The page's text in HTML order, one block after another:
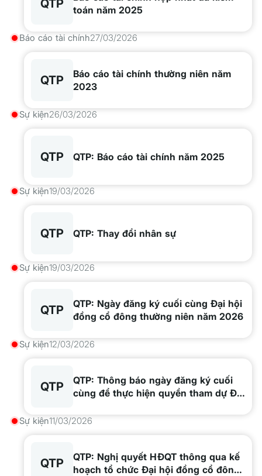
QTP
toán năm 2025
Báo cáo tài chính27/03/2026
QTP
Báo cáo tài chính thường niên năm
2023
Sự kiện26/03/2026
QTP QTP: Báo cáo tài chính năm 2025
Sự kiện19/03/2026
QTP QTP: Thay đổi nhân sự
Sự kiện19/03/2026
QTP
QTP: Ngày đăng ký cuối cùng Đại hội
đồng cổ đông thường niên năm 2026
Sự kiện12/03/2026
QTP
QTP: Thông báo ngày đăng ký cuối
cùng để thực hiện quyền tham dự Đại
Sự kiện11/03/2026
QTP
QTP: Nghị quyết HĐQT thông qua kế
hoạch tổ chức Đại hội đồng cổ đông